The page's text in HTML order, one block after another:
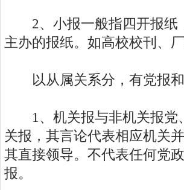
2、小报一般指四开报纸
主办的报纸。如高校校刊、厂
以从属关系分，有党报和
1、机关报与非机关报党
关报，其言论代表相应机关
其直接领导。不代表任何党
报。